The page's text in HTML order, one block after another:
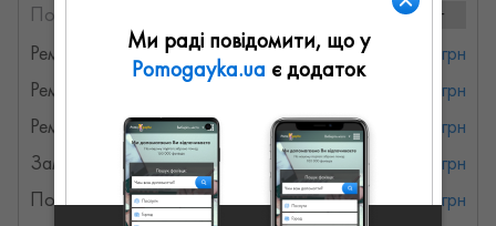
Послуги та ціни:
44 послуг
Ремонт аудіо систем
от 150 грн
Ремонт мікрохвильовок
от 200 грн
Ремонт телевізорів
от 300 грн
Заміна шнура живлення
от 150 грн
Побутова техніка
от 100 грн
Ми раді повідомити, що у
Pomogayka.ua є додаток